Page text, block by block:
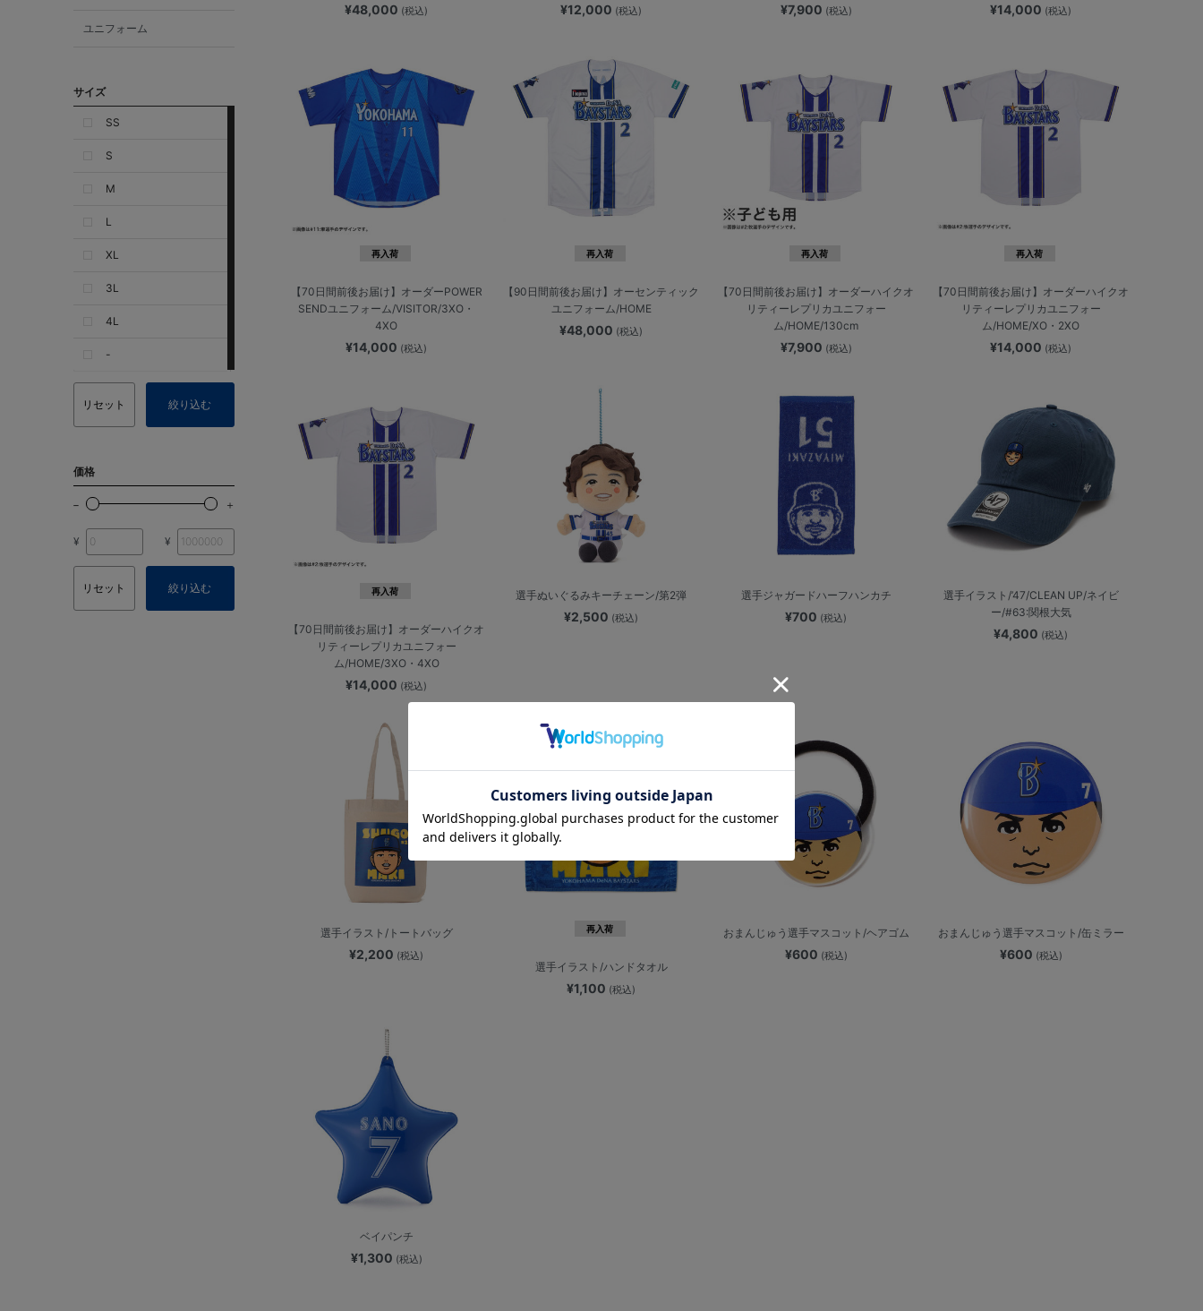
ユニフォーム
サイズ
SS
S
M
L
XL
3L
4L
-
リセット 絞り込む
価格
¥ ¥
リセット 絞り込む
¥48,000 (税込) ¥12,000 (税込) ¥7,900 (税込) ¥14,000 (税込)
再入荷
【70日間前後お届け】オーダーPOWER
SENDユニフォーム/VISITOR/3XO・
4XO
¥14,000 (税込)
再入荷
【90日間前後お届け】オーセンティック
ユニフォーム/HOME
¥48,000 (税込)
再入荷
【70日間前後お届け】オーダーハイクオ
リティーレプリカユニフォー
ム/HOME/130cm
¥7,900 (税込)
再入荷
【70日間前後お届け】オーダーハイクオ
リティーレプリカユニフォー
ム/HOME/XO・2XO
¥14,000 (税込)
再入荷
【70日間前後お届け】オーダーハイクオ
リティーレプリカユニフォー
ム/HOME/3XO・4XO
¥14,000 (税込)
選手ぬいぐるみキーチェーン/第2弾
¥2,500 (税込)
選手ジャガードハーフハンカチ
¥700 (税込)
選手イラスト/’47/CLEAN UP/ネイビ
ー/#63:関根大気
¥4,800 (税込)
選手イラスト/トートバッグ
¥2,200 (税込)
再入荷
選手イラスト/ハンドタオル
¥1,100 (税込)
おまんじゅう選手マスコット/ヘアゴム
¥600 (税込)
おまんじゅう選手マスコット/缶ミラー
¥600 (税込)
ベイパンチ
¥1,300 (税込)